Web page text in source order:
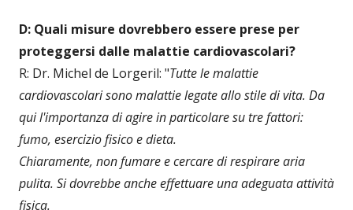
D: Quali misure dovrebbero essere prese per
proteggersi dalle malattie cardiovascolari?
R: Dr. Michel de Lorgeril: "Tutte le malattie
cardiovascolari sono malattie legate allo stile di vita. Da
qui l'importanza di agire in particolare su tre fattori:
fumo, esercizio fisico e dieta.
Chiaramente, non fumare e cercare di respirare aria
pulita. Si dovrebbe anche effettuare una adeguata attività
fisica.